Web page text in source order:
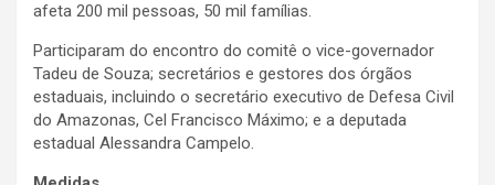
afeta 200 mil pessoas, 50 mil famílias.
Participaram do encontro do comitê o vice-governador
Tadeu de Souza; secretários e gestores dos órgãos
estaduais, incluindo o secretário executivo de Defesa Civil
do Amazonas, Cel Francisco Máximo; e a deputada
estadual Alessandra Campelo.